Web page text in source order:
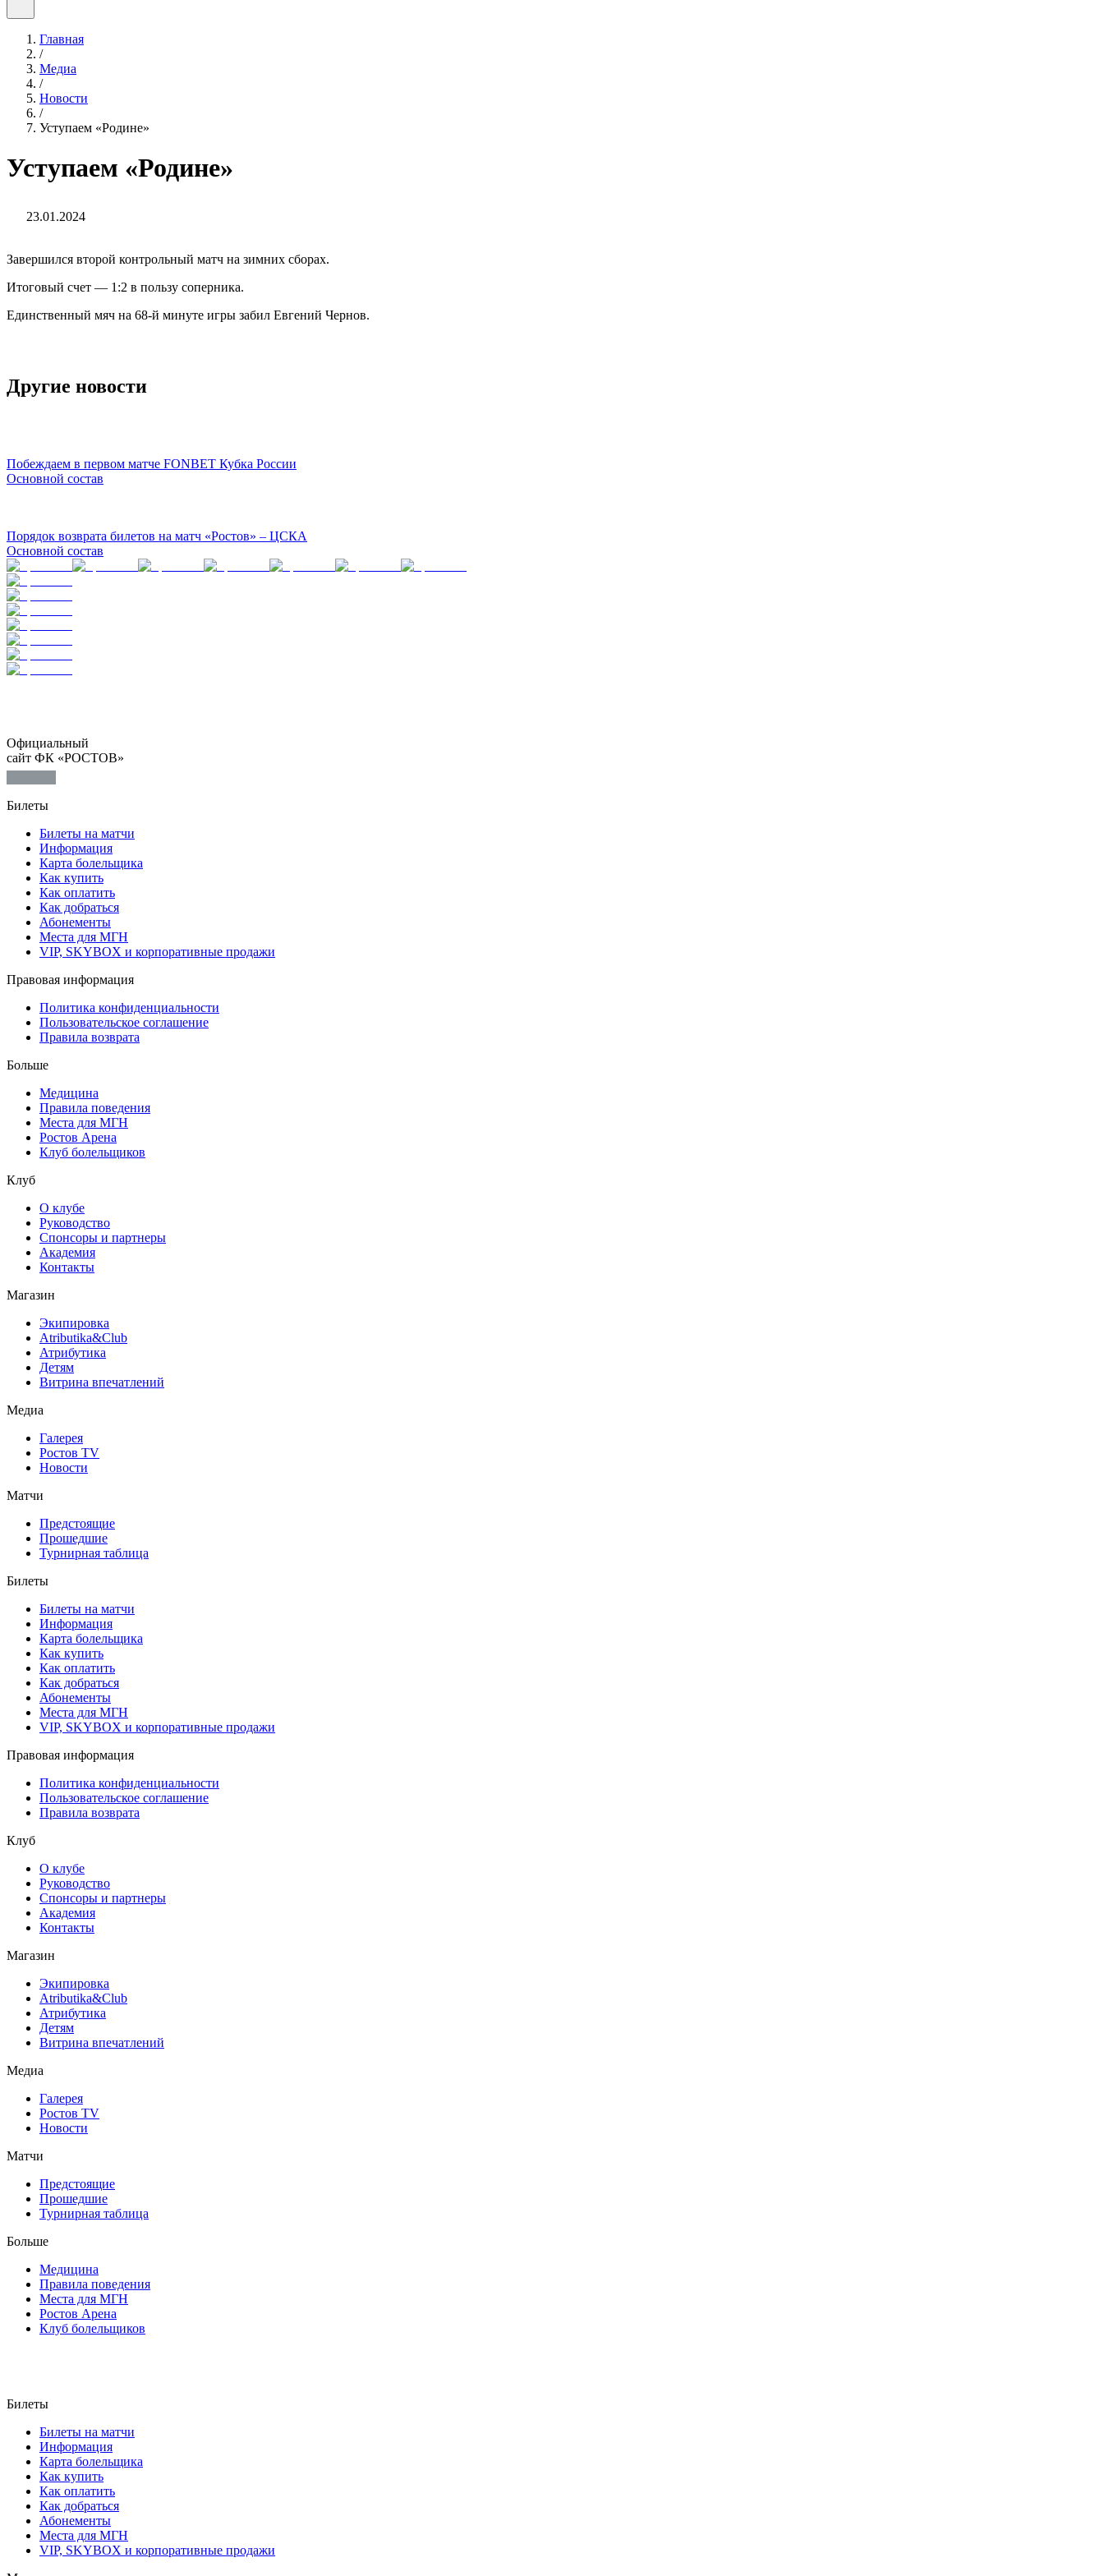
Главная
/
Медиа
/
Новости
/
Уступаем «Родине»
Уступаем «Родине»
23.01.2024
Завершился второй контрольный матч на зимних сборах.
Итоговый счет — 1:2 в пользу соперника.
Единственный мяч на 68-й минуте игры забил Евгений Чернов.
Другие новости
Побеждаем в первом матче FONBET Кубка России
Основной состав
Порядок возврата билетов на матч «Ростов» – ЦСКА
Основной состав
Официальный
сайт ФК «РОСТОВ»
Билеты
Билеты на матчи
Информация
Карта болельщика
Как купить
Как оплатить
Как добраться
Абонементы
Места для МГН
VIP, SKYBOX и корпоративные продажи
Правовая информация
Политика конфиденциальности
Пользовательское соглашение
Правила возврата
Больше
Медицина
Правила поведения
Места для МГН
Ростов Арена
Клуб болельщиков
Клуб
О клубе
Руководство
Спонсоры и партнеры
Академия
Контакты
Магазин
Экипировка
Atributika&Club
Атрибутика
Детям
Витрина впечатлений
Медиа
Галерея
Ростов TV
Новости
Матчи
Предстоящие
Прошедшие
Турнирная таблица
Билеты
Билеты на матчи
Информация
Карта болельщика
Как купить
Как оплатить
Как добраться
Абонементы
Места для МГН
VIP, SKYBOX и корпоративные продажи
Правовая информация
Политика конфиденциальности
Пользовательское соглашение
Правила возврата
Клуб
О клубе
Руководство
Спонсоры и партнеры
Академия
Контакты
Магазин
Экипировка
Atributika&Club
Атрибутика
Детям
Витрина впечатлений
Медиа
Галерея
Ростов TV
Новости
Матчи
Предстоящие
Прошедшие
Турнирная таблица
Больше
Медицина
Правила поведения
Места для МГН
Ростов Арена
Клуб болельщиков
Билеты
Билеты на матчи
Информация
Карта болельщика
Как купить
Как оплатить
Как добраться
Абонементы
Места для МГН
VIP, SKYBOX и корпоративные продажи